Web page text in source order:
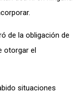
de la obligación de
otorgar el
situaciones